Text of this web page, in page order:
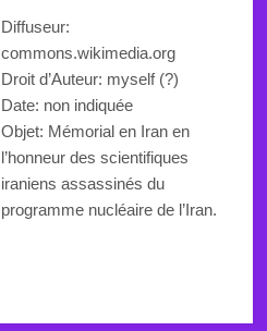
Diffuseur:
commons.wikimedia.org
Droit d’Auteur: myself (?)
Date: non indiquée
Objet: Mémorial en Iran en
l’honneur des scientifiques
iraniens assassinés du
programme nucléaire de l’Iran.